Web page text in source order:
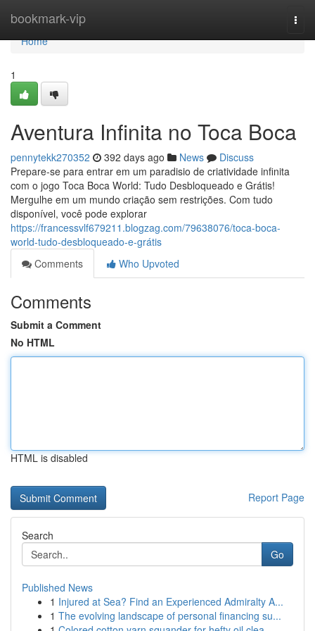
bookmark-vip
Home
Home
1
Aventura Infinita no Toca Boca
pennytekk270352 392 days ago News
Discuss
Prepare-se para entrar em um paradisio de criatividade infinita
com o jogo Toca Boca World: Tudo Desbloqueado e Grátis!
Mergulhe em um mundo criação sem restrições. Com tudo
disponível, você pode explorar
https://francessvlf679211.blogzag.com/79638076/toca-boca-
world-tudo-desbloqueado-e-grátis
Comments
Who Upvoted
Comments
Submit a Comment
No HTML
HTML is disabled
Report Page
Search
Go
Published News
1 Injured at Sea? Find an Experienced Admiralty A...
1 The evolving landscape of personal financing su...